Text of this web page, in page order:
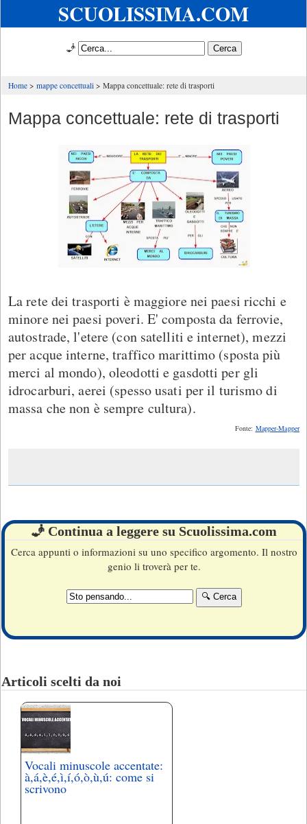
SCUOLISSIMA.COM
🧞
Home mappe concettuali Mappa concettuale: rete di trasporti
Mappa concettuale: rete di trasporti
La rete dei trasporti è maggiore nei paesi ricchi e
minore nei paesi poveri. E' composta da ferrovie,
autostrade, l'etere (con satelliti e internet), mezzi
per acque interne, traffico marittimo (sposta più
merci al mondo), oleodotti e gasdotti per gli
idrocarburi, aerei (spesso usati per il turismo di
massa che non è sempre cultura).
Fonte: Mapper-Mapper
🧞 Continua a leggere su Scuolissima.com
Cerca appunti o informazioni su uno specifico argomento. Il nostro
genio li troverà per te.
Articoli scelti da noi
Vocali minuscole accentate:
à,á,è,é,ì,í,ó,ò,ù,ú: come si
scrivono